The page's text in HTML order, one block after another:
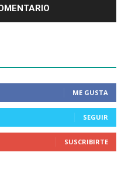
ME GUSTA
SEGUIR
SUSCRIBIRTE